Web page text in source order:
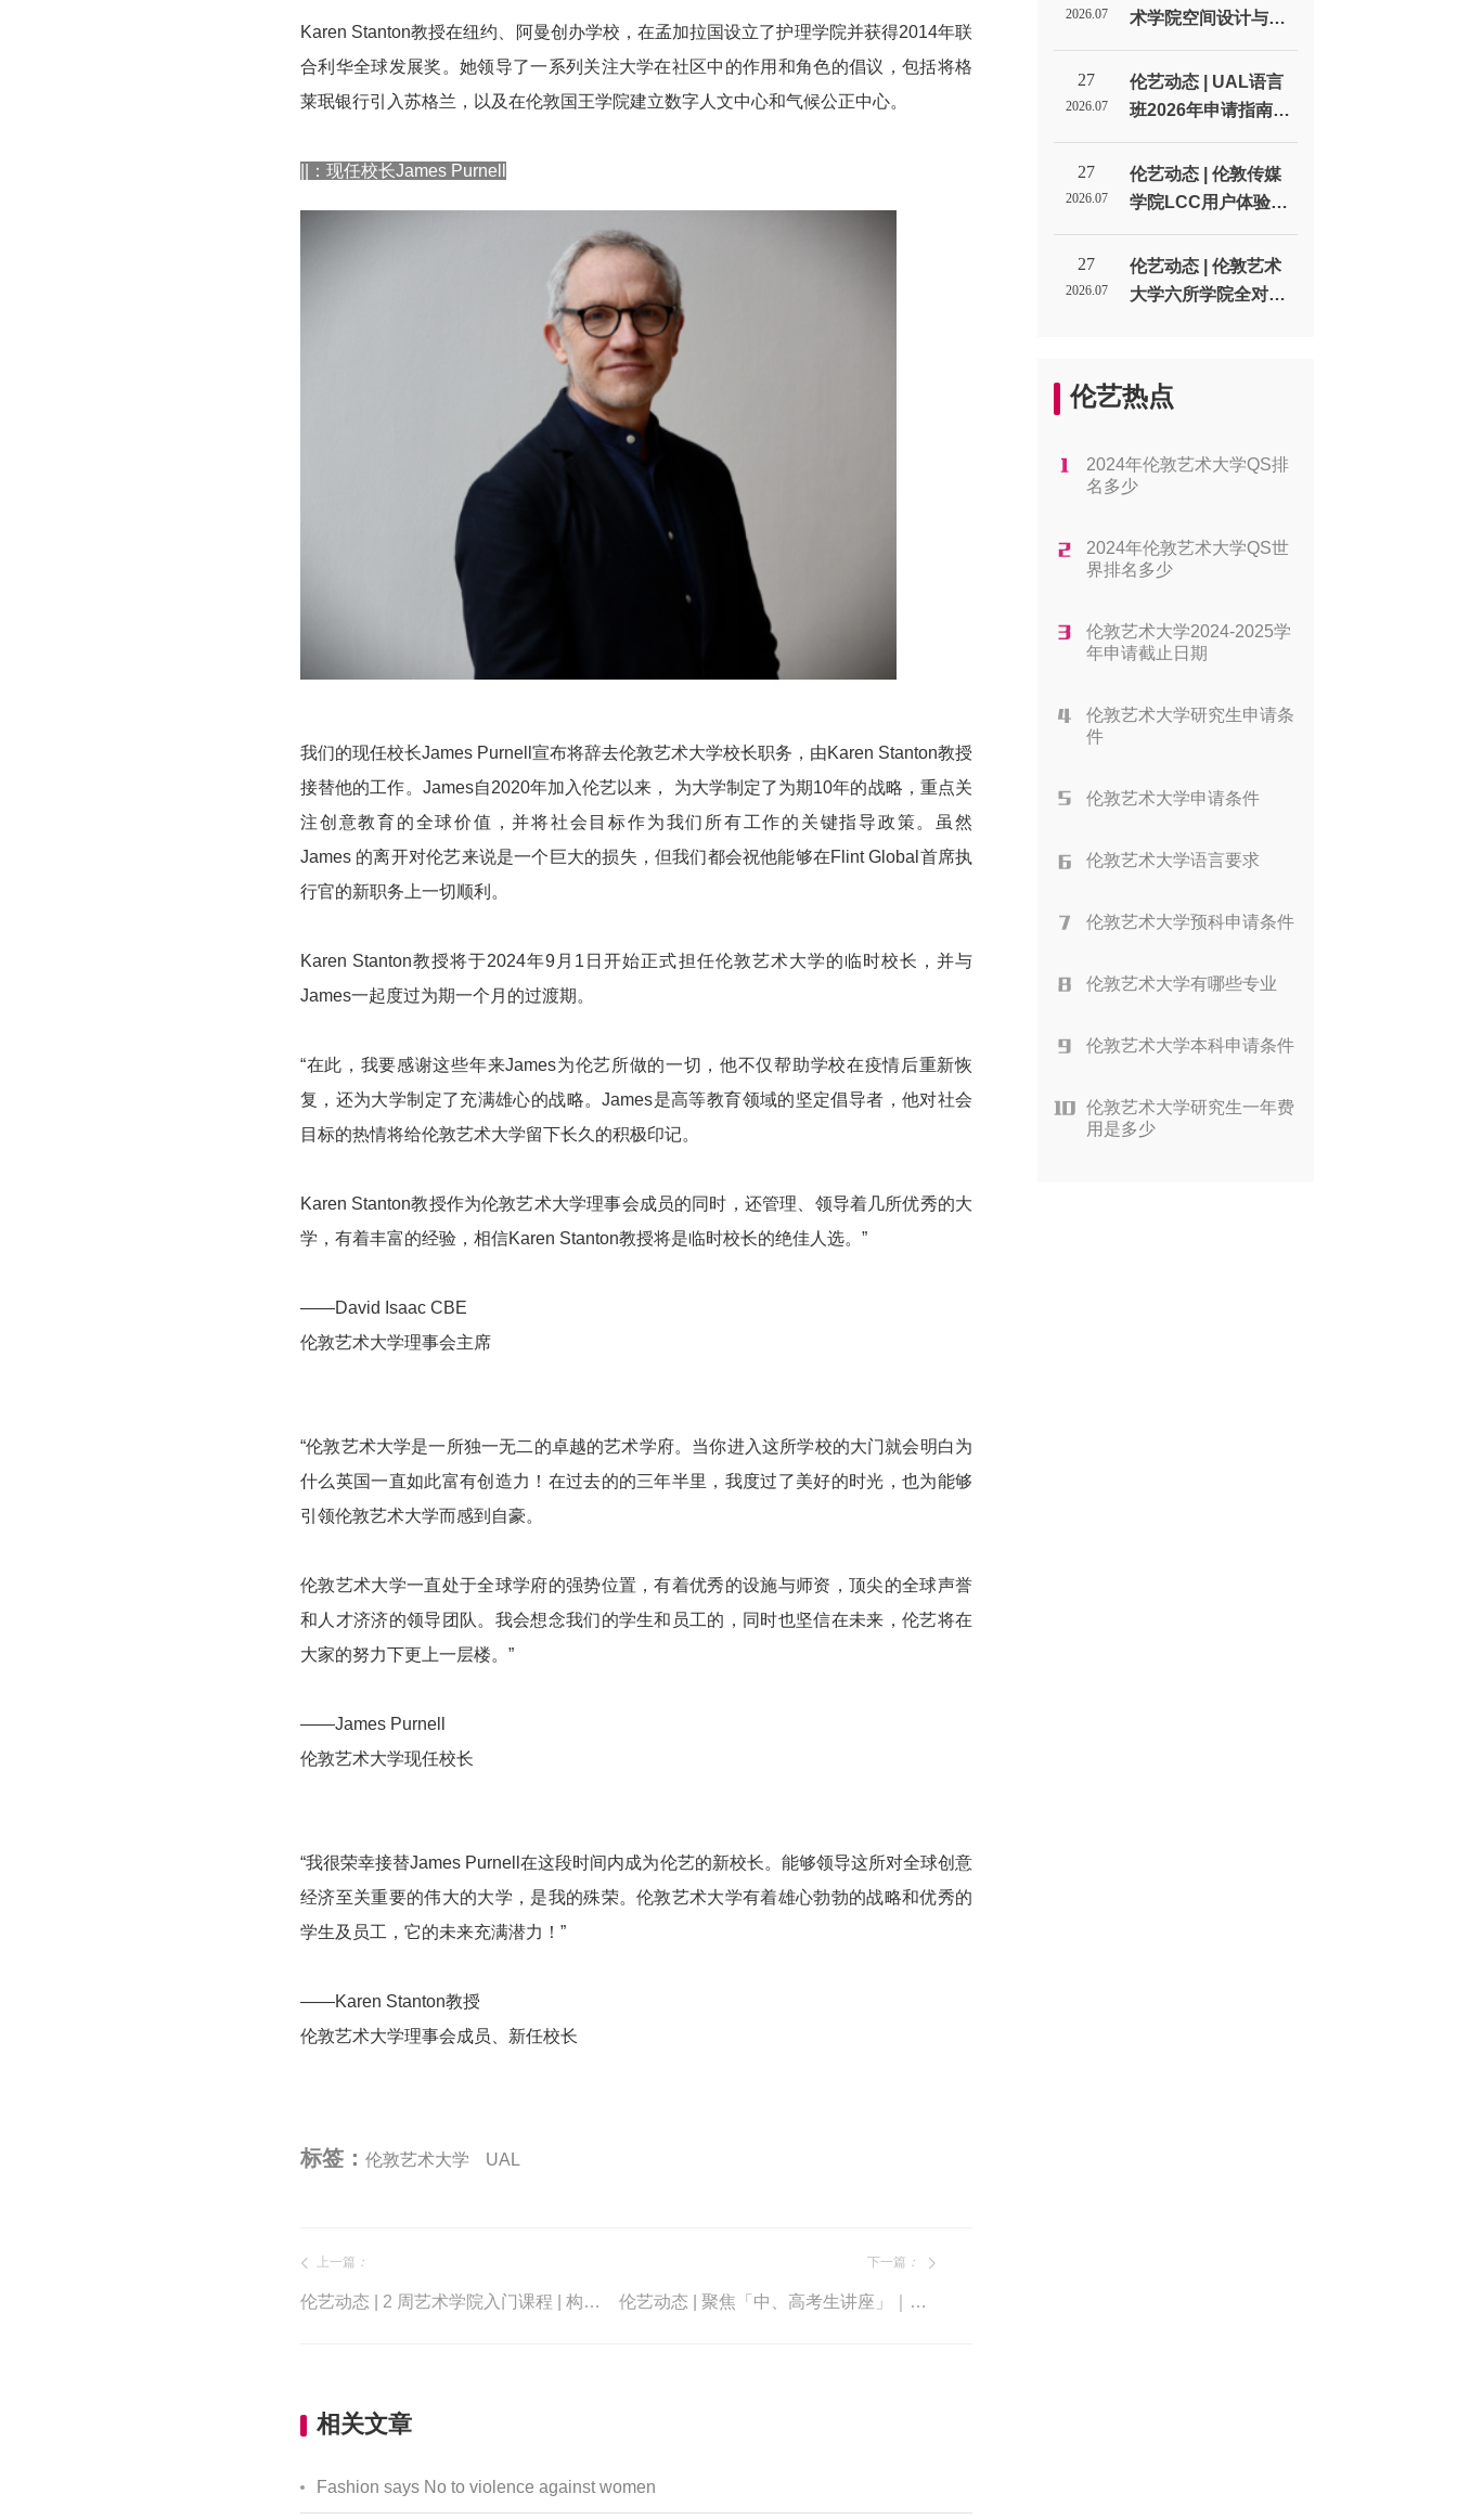
Karen Stanton教授在纽约、阿曼创办学校，在孟加拉国设立了护理学院并获得2014年联
合利华全球发展奖。她领导了一系列关注大学在社区中的作用和角色的倡议，包括将格
莱珉银行引入苏格兰，以及在伦敦国王学院建立数字人文中心和气候公正中心。
||：现任校长James Purnell
我们的现任校长James Purnell宣布将辞去伦敦艺术大学校长职务，由Karen Stanton教授
接替他的工作。James自2020年加入伦艺以来， 为大学制定了为期10年的战略，重点关
注创意教育的全球价值，并将社会目标作为我们所有工作的关键指导政策。虽然
James 的离开对伦艺来说是一个巨大的损失，但我们都会祝他能够在Flint Global首席执
行官的新职务上一切顺利。
Karen Stanton教授将于2024年9月1日开始正式担任伦敦艺术大学的临时校长，并与
James一起度过为期一个月的过渡期。
“在此，我要感谢这些年来James为伦艺所做的一切，他不仅帮助学校在疫情后重新恢
复，还为大学制定了充满雄心的战略。James是高等教育领域的坚定倡导者，他对社会
目标的热情将给伦敦艺术大学留下长久的积极印记。
Karen Stanton教授作为伦敦艺术大学理事会成员的同时，还管理、领导着几所优秀的大
学，有着丰富的经验，相信Karen Stanton教授将是临时校长的绝佳人选。”
——David Isaac CBE
伦敦艺术大学理事会主席
“伦敦艺术大学是一所独一无二的卓越的艺术学府。当你进入这所学校的大门就会明白为
什么英国一直如此富有创造力！在过去的的三年半里，我度过了美好的时光，也为能够
引领伦敦艺术大学而感到自豪。
伦敦艺术大学一直处于全球学府的强势位置，有着优秀的设施与师资，顶尖的全球声誉
和人才济济的领导团队。我会想念我们的学生和员工的，同时也坚信在未来，伦艺将在
大家的努力下更上一层楼。”
——James Purnell
伦敦艺术大学现任校长
“我很荣幸接替James Purnell在这段时间内成为伦艺的新校长。能够领导这所对全球创意
经济至关重要的伟大的大学，是我的殊荣。伦敦艺术大学有着雄心勃勃的战略和优秀的
学生及员工，它的未来充满潜力！”
——Karen Stanton教授
伦敦艺术大学理事会成员、新任校长
标签： 伦敦艺术大学 UAL
上一篇 ：
伦艺动态 | 2 周艺术学院入门课程 | 构建「纯艺」或「纺织品设计」方向作品集
下一篇 ：
伦艺动态 | 聚焦「中、高考生讲座」｜高效申请，直通伦艺！
相关文章
Fashion says No to violence against women
敦艺术大学北京招生
2026.07
术学院空间设计与室
内设计专业深度解读_
伦敦艺术大学北京招
生代表处
27
2026.07
伦艺动态 | UAL语言
班2026年申请指南：
通过率、费用与课程
类型_伦敦艺术大学北
京招生代表处
27
2026.07
伦艺动态 | 伦敦传媒
学院LCC用户体验设
计UX专业申请全解析
_伦敦艺术大学北京招
生代表处
27
2026.07
伦艺动态 | 伦敦艺术
大学六所学院全对
北京招生代表处
伦艺热点
2024年伦敦艺术大学QS排
名多少
2024年伦敦艺术大学QS世
界排名多少
伦敦艺术大学2024-2025学
年申请截止日期
伦敦艺术大学研究生申请条
件
伦敦艺术大学申请条件
伦敦艺术大学语言要求
伦敦艺术大学预科申请条件
伦敦艺术大学有哪些专业
伦敦艺术大学本科申请条件
伦敦艺术大学研究生一年费
用是多少